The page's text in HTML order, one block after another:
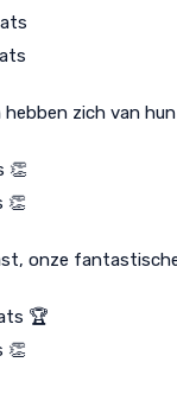
hebben zich van
👏
👏
onze
🏆
👏